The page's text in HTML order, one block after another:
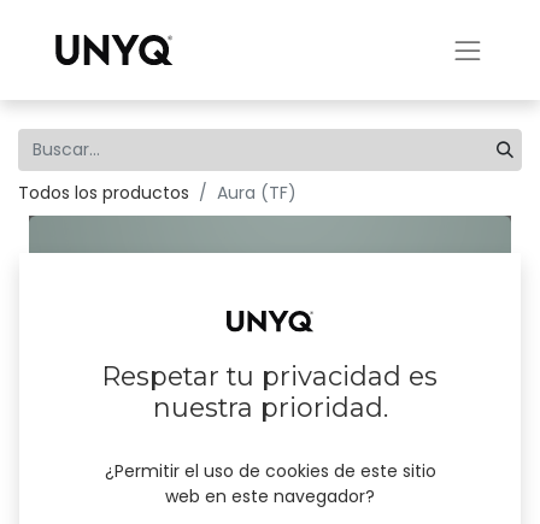
Todos los productos Aura (TF)
Respetar tu privacidad es
nuestra prioridad.
¿Permitir el uso de cookies de este sitio
web en este navegador?